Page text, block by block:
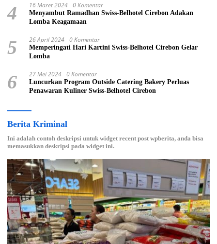
4 16 Maret 2024 0 Komentar
Menyambut Ramadhan Swiss-Belhotel Cirebon Adakan
Lomba Keagamaan
5 26 April 2024 0 Komentar
Memperingati Hari Kartini Swiss-Belhotel Cirebon Gelar
Lomba
6 27 Mei 2024 0 Komentar
Luncurkan Program Outside Catering Bakery Perluas
Penawaran Kuliner Swiss-Belhotel Cirebon
Berita Kriminal
Ini adalah contoh deskripsi untuk widget recent post wpberita, anda bisa
memasukkan deskripsi pada widget ini.